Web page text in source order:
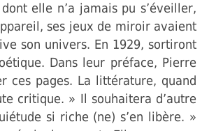
elle n’a jamais pu s’éveiller,
ses jeux de miroir avaient
son univers. En 1929, sortiront
Dans leur préface, Pierre
ces pages. La littérature, quand
critique. » Il souhaitera d’autre
si riche (ne) s’en libère. »